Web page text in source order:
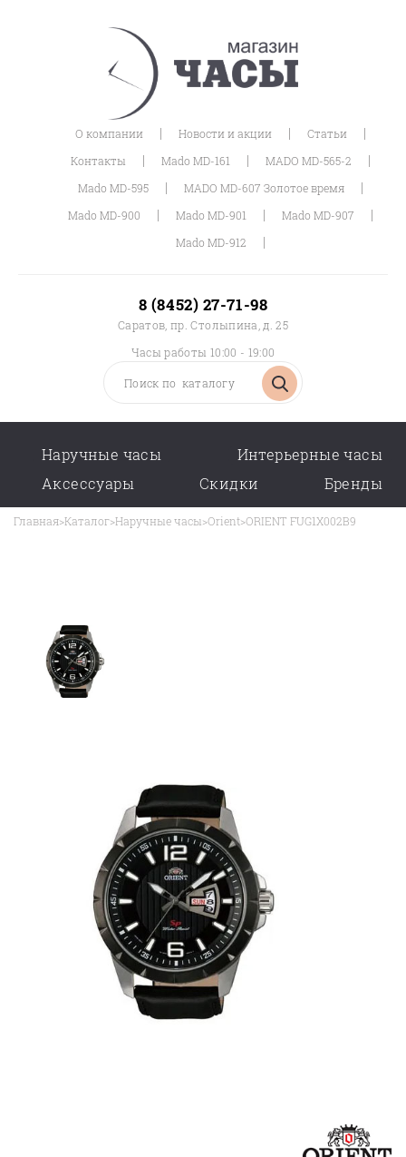
О компании | Новости и акции | Статьи |
Контакты | Mado MD-161 | MADO MD-565-2 |
Mado MD-595 | MADO MD-607 Золотое время |
Mado MD-900 | Mado MD-901 | Mado MD-907 |
Mado MD-912 |
8 (8452) 27-71-98
Саратов, пр. Столыпина, д. 25
Часы работы 10:00 - 19:00
Наручные часы
Интерьерные часы
Аксессуары
Скидки Бренды
Главная>Каталог>Наручные часы>Orient>ORIENT FUG1X002B9